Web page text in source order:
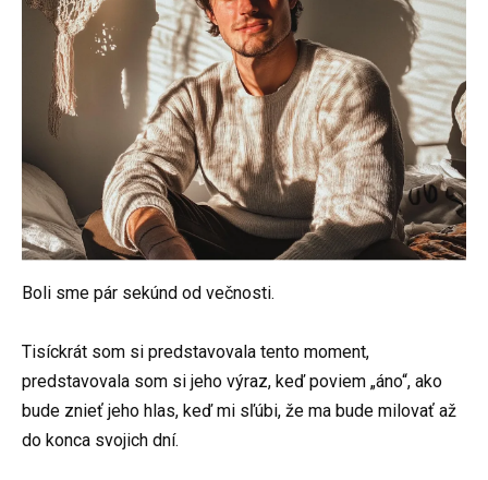
Boli sme pár sekúnd od večnosti.
Tisíckrát som si predstavovala tento moment,
predstavovala som si jeho výraz, keď poviem „áno“, ako
bude znieť jeho hlas, keď mi sľúbi, že ma bude milovať až
do konca svojich dní.